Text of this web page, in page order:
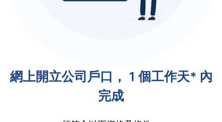
網上開立公司戶口， 1 個工作天* 內
完成